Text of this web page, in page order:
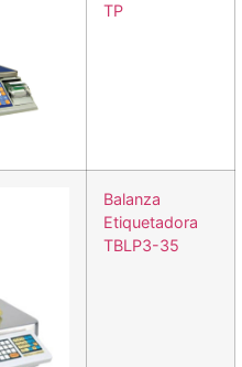
TP
Balanza
Etiquetadora
TBLP3-35